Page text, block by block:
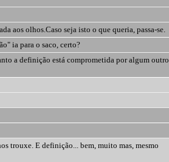
aos olhos.Caso seja isto o que queria, passa-se.
ia para o saco, certo?
a definição está comprometida por algum outro
trouxe. E definição... bem, muito mas, mesmo